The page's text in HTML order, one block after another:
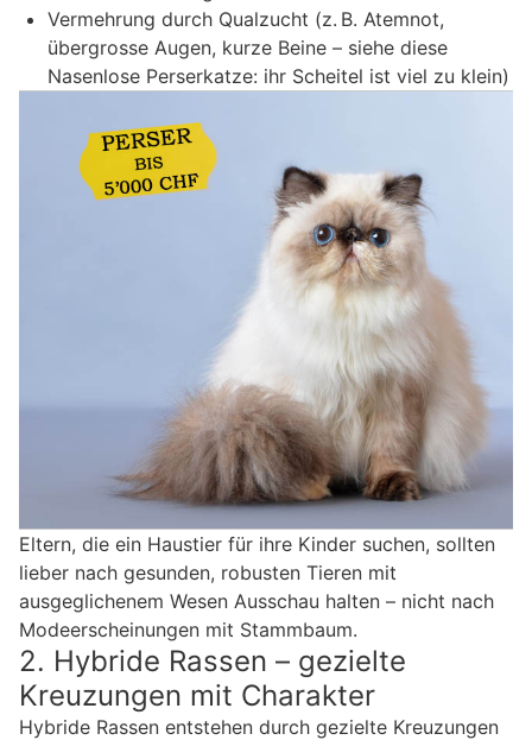
Vermehrung durch Qualzucht (z. B. Atemnot,
übergrosse Augen, kurze Beine – siehe diese
Nasenlose Perserkatze: ihr Scheitel ist viel zu klein)
Eltern, die ein Haustier für ihre Kinder suchen, sollten
lieber nach gesunden, robusten Tieren mit
ausgeglichenem Wesen Ausschau halten – nicht nach
Modeerscheinungen mit Stammbaum.
2. Hybride Rassen – gezielte
Kreuzungen mit Charakter
Hybride Rassen entstehen durch gezielte Kreuzungen